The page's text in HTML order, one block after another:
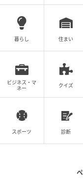
ウーマンエキサイト
暮らし 住まい
ビジネス・マ
ネー
クイズ
スポーツ 診断